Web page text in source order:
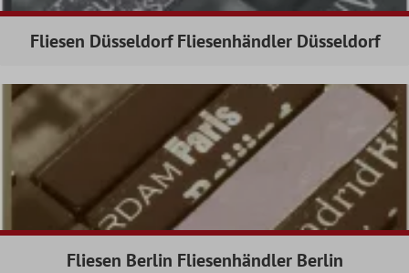
Fliesen Düsseldorf Fliesenhändler Düsseldorf
Fliesen Berlin Fliesenhändler Berlin